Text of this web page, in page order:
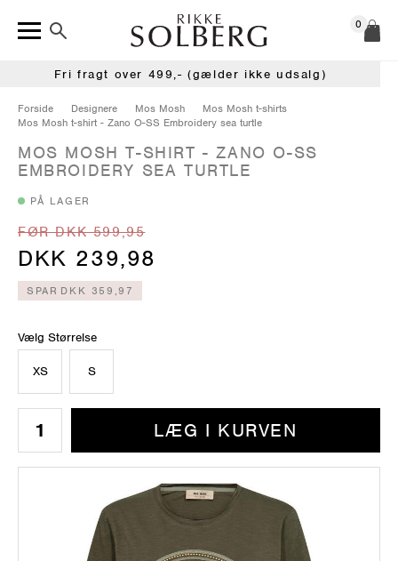
0
Fri fragt over 499,- (gælder ikke udsalg)
Forside Designere Mos Mosh
Mos Mosh t-shirts
Mos Mosh t-shirt - Zano O-SS Embroidery sea turtle
MOS MOSH T-SHIRT - ZANO O-SS
EMBROIDERY SEA TURTLE
PÅ LAGER
FØR DKK 599,95
DKK 239,98
SPAR DKK 359,97
Vælg Størrelse
XS S
LÆG I KURVEN